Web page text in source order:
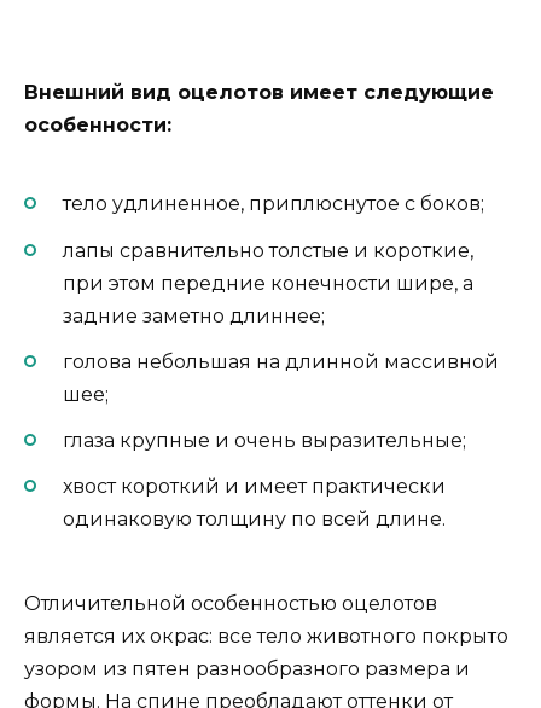
Внешний вид оцелотов имеет следующие
особенности:
тело удлиненное, приплюснутое с боков;
лапы сравнительно толстые и короткие,
при этом передние конечности шире, а
задние заметно длиннее;
голова небольшая на длинной массивной
шее;
глаза крупные и очень выразительные;
хвост короткий и имеет практически
одинаковую толщину по всей длине.
Отличительной особенностью оцелотов
является их окрас: все тело животного покрыто
узором из пятен разнообразного размера и
формы. На спине преобладают оттенки от